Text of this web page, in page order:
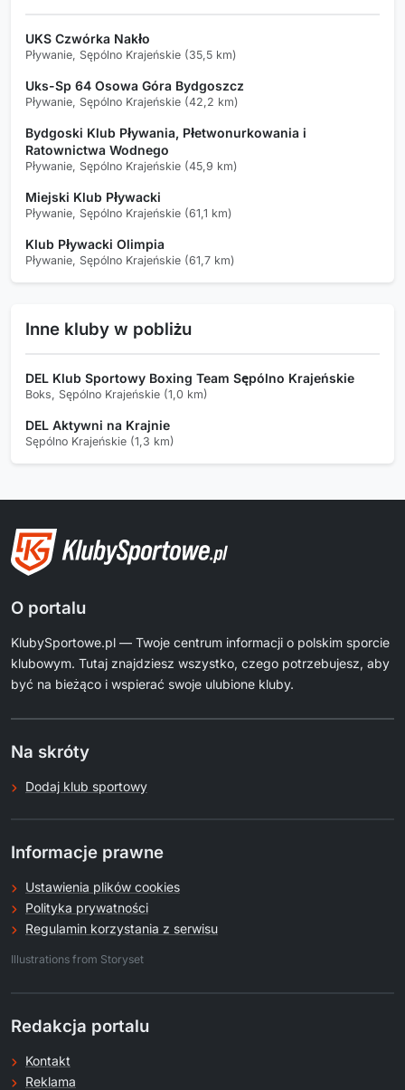
UKS Czwórka Nakło
Pływanie, Sępólno Krajeńskie (35,5 km)
Uks-Sp 64 Osowa Góra Bydgoszcz
Pływanie, Sępólno Krajeńskie (42,2 km)
Bydgoski Klub Pływania, Płetwonurkowania i
Ratownictwa Wodnego
Pływanie, Sępólno Krajeńskie (45,9 km)
Miejski Klub Pływacki
Pływanie, Sępólno Krajeńskie (61,1 km)
Klub Pływacki Olimpia
Pływanie, Sępólno Krajeńskie (61,7 km)
Inne kluby w pobliżu
DEL Klub Sportowy Boxing Team Sępólno Krajeńskie
Boks, Sępólno Krajeńskie (1,0 km)
DEL Aktywni na Krajnie
Sępólno Krajeńskie (1,3 km)
O portalu
KlubySportowe.pl — Twoje centrum informacji o polskim sporcie
klubowym. Tutaj znajdziesz wszystko, czego potrzebujesz, aby
być na bieżąco i wspierać swoje ulubione kluby.
Na skróty
Dodaj klub sportowy
Informacje prawne
Ustawienia plików cookies
Polityka prywatności
Regulamin korzystania z serwisu
Illustrations from Storyset
Redakcja portalu
Kontakt
Reklama